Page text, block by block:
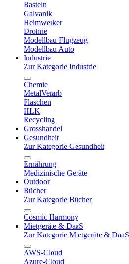
Basteln
Galvanik
Heimwerker
Drohne
Modellbau Flugzeug
Modellbau Auto
Industrie
Zur Kategorie Industrie
Chemie
MetalVerarb
Flaschen
HLK
Recycling
Grosshandel
Gesundheit
Zur Kategorie Gesundheit
Ernährung
Medizinische Geräte
Outdoor
Bücher
Zur Kategorie Bücher
Cosmic Harmony
Mietgeräte & DaaS
Zur Kategorie Mietgeräte & DaaS
AWS-Cloud
Azure-Cloud